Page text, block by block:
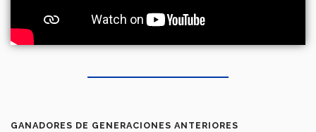
GANADORES DE GENERACIONES ANTERIORES